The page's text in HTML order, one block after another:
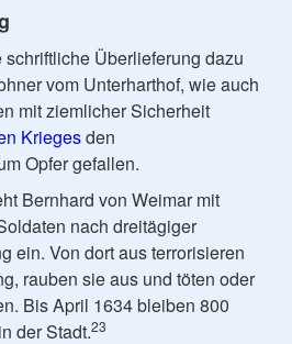
Überlieferung dazu
vom Unterharthof, wie auch
mit ziemlicher Sicherheit
Kriegesden
Opfer gefallen.
Bernhard von Weimar mit
nach dreitägiger
ein. Von dort aus terrorisieren
rauben sie aus und töten oder
Bis April 1634 bleiben 800
der Stadt.23